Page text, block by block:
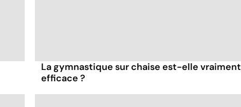
La gymnastique sur chaise est-elle vraiment
efficace ?